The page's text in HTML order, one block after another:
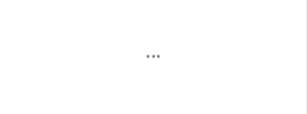
***